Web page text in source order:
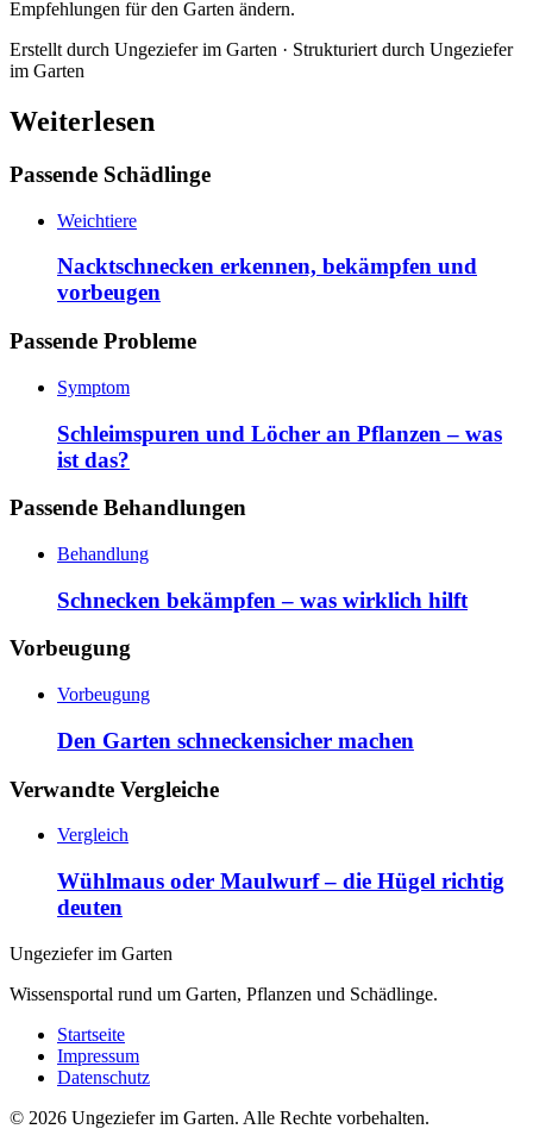
Empfehlungen für den Garten ändern.
Erstellt durch Ungeziefer im Garten · Strukturiert durch Ungeziefer
im Garten
Weiterlesen
Passende Schädlinge
Weichtiere
Nacktschnecken erkennen, bekämpfen und
vorbeugen
Passende Probleme
Symptom
Schleimspuren und Löcher an Pflanzen – was
ist das?
Passende Behandlungen
Behandlung
Schnecken bekämpfen – was wirklich hilft
Vorbeugung
Vorbeugung
Den Garten schneckensicher machen
Verwandte Vergleiche
Vergleich
Wühlmaus oder Maulwurf – die Hügel richtig
deuten
Ungeziefer im Garten
Wissensportal rund um Garten, Pflanzen und Schädlinge.
Startseite
Impressum
Datenschutz
© 2026 Ungeziefer im Garten. Alle Rechte vorbehalten.